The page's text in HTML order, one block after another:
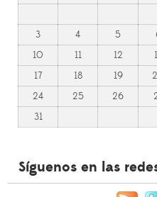
3
4 5
10
11 12
17
18 19
24
25 26
31
Síguenos en las